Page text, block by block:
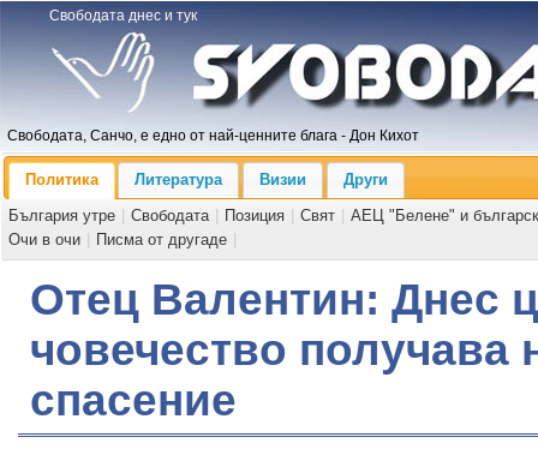
Свободата днес и тук
Свободата, Санчо, е едно от най-ценните блага - Дон Кихот
Политика Литература Визии
Други
България утре
Свободата Позиция Свят
АЕЦ "Белене" и
Очи в очи
Писма от другаде
Отец Валентин: Днес
човечество получава
спасение